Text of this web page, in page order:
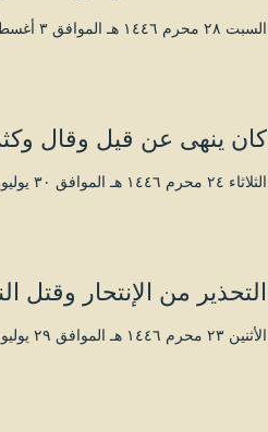
السبت ۲۸ محرم ۱٤٤٦ هـ الموافق ۳ أغسطس ۲۰۲٤ مـ |
كان ينهى عن قيل وقال
الثلاثاء ۲٤ محرم ۱٤٤٦ هـ الموافق ۳۰ يوليو ۲۰۲٤ مـ |
التحذير من الإنتحار وقتل
الأثنين ۲۳ محرم ۱٤٤٦ هـ الموافق ۲۹ يوليو ۲۰۲٤ مـ |